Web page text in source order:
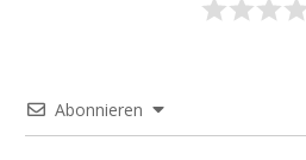
Abonnieren